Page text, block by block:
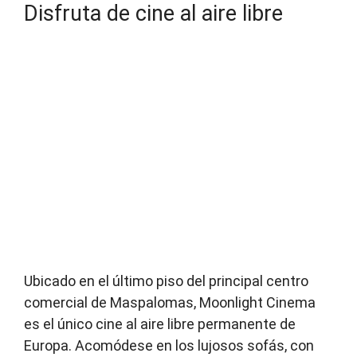
Disfruta de cine al aire libre
Ubicado en el último piso del principal centro
comercial de Maspalomas, Moonlight Cinema
es el único cine al aire libre permanente de
Europa. Acomódese en los lujosos sofás, con